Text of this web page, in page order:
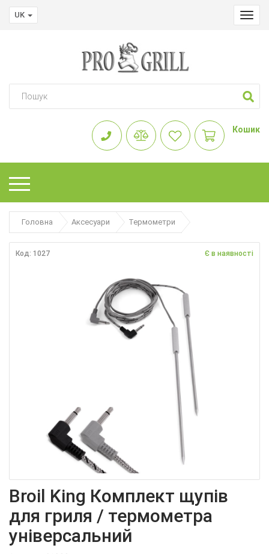
UK
Кошик
Головна Аксесуари Термометри
Код: 1027 Є в наявності
Broil King Комплект щупів
для гриля / термометра
універсальний